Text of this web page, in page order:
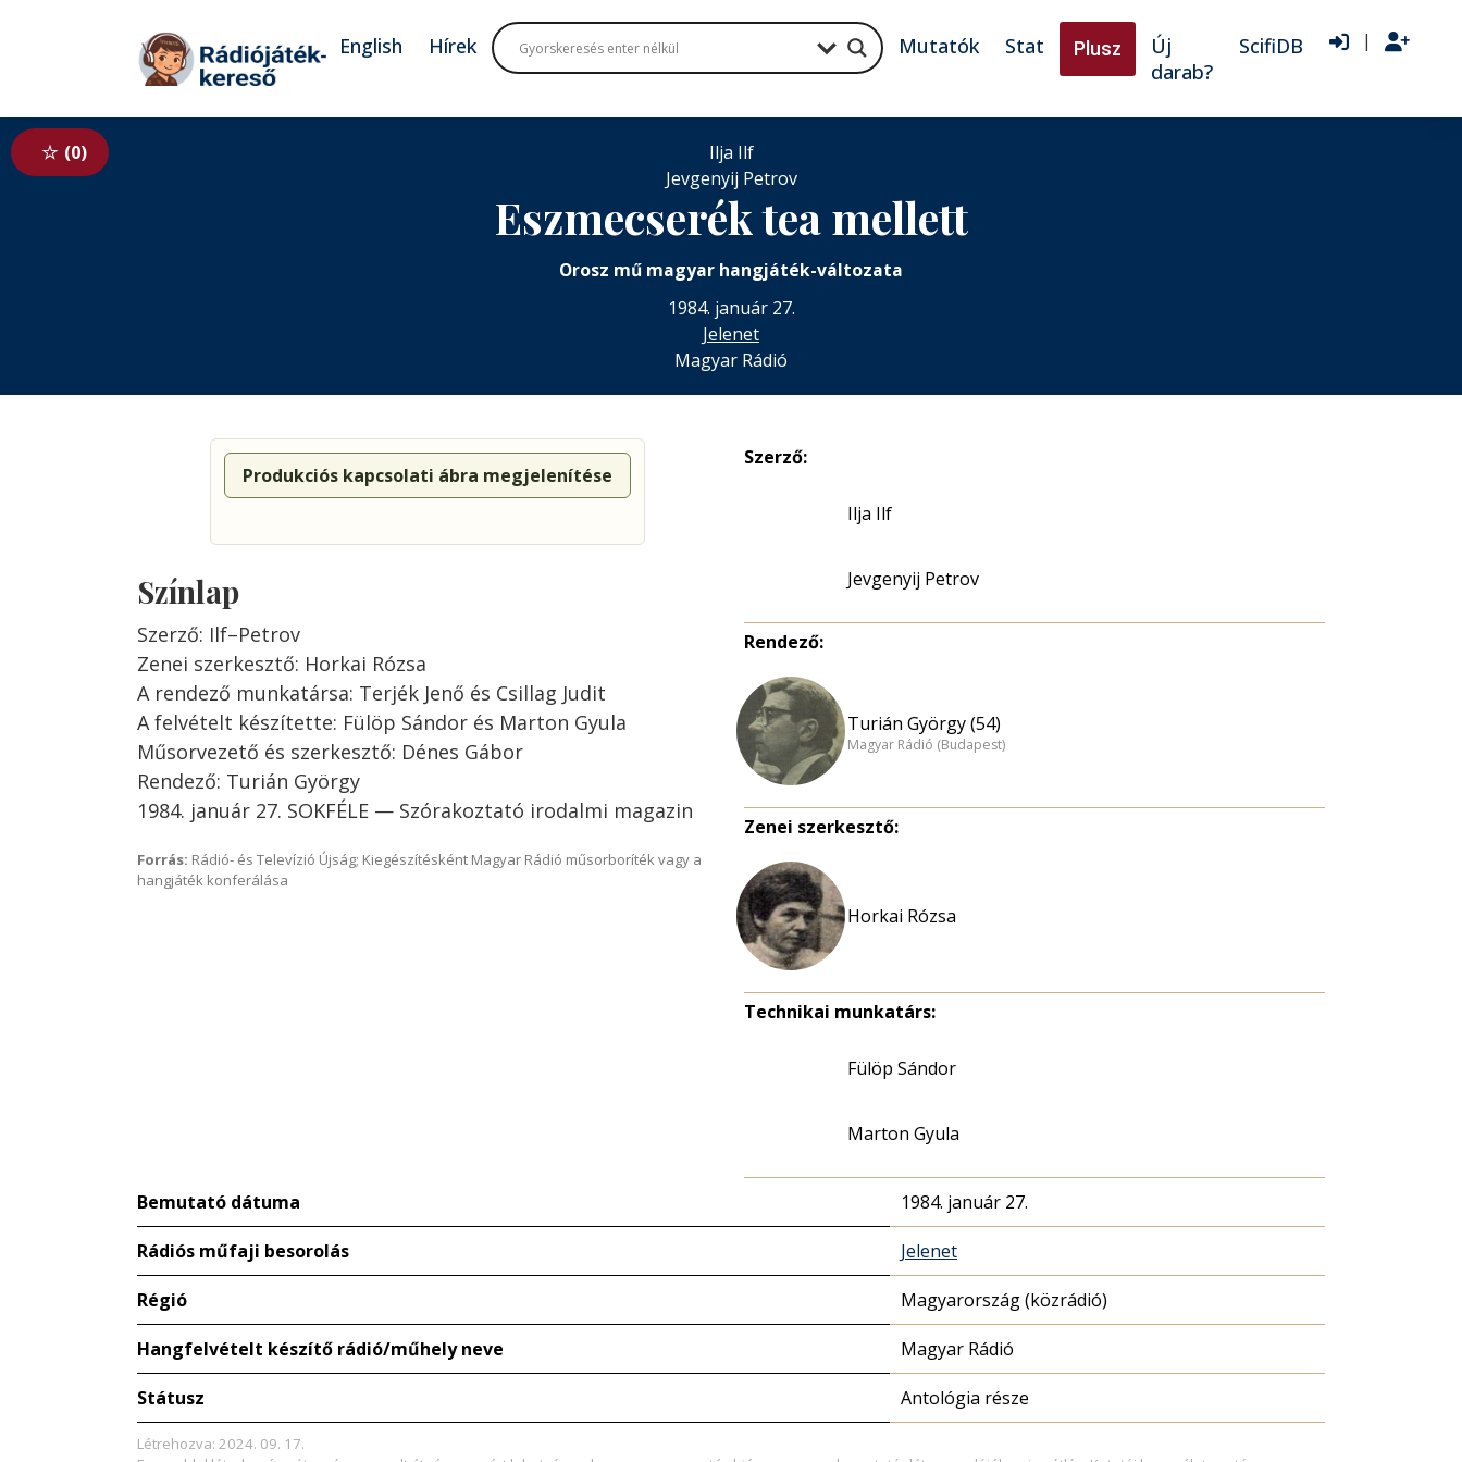
Tovább a tartalomhoz
English Hírek Mutatók Stat Plusz
Új
darab?
ScifiDB |
0
Ilja Ilf
Jevgenyij Petrov
Eszmecserék tea mellett
Orosz mű magyar hangjáték-változata
1984. január 27.
Jelenet
Magyar Rádió
Produkciós kapcsolati ábra megjelenítése
Színlap
Szerző: Ilf–Petrov
Zenei szerkesztő: Horkai Rózsa
A rendező munkatársa: Terjék Jenő és Csillag Judit
A felvételt készítette: Fülöp Sándor és Marton Gyula
Műsorvezető és szerkesztő: Dénes Gábor
Rendező: Turián György
1984. január 27. SOKFÉLE — Szórakoztató irodalmi magazin
Forrás: Rádió- és Televízió Újság; Kiegészítésként Magyar Rádió műsorboríték vagy a
hangjáték konferálása
Szerző:
Ilja Ilf
Jevgenyij Petrov
Rendező:
Turián György (54)
Magyar Rádió (Budapest)
Zenei szerkesztő:
Horkai Rózsa
Technikai munkatárs:
Fülöp Sándor
Marton Gyula
Bemutató dátuma 1984. január 27.
Rádiós műfaji besorolás Jelenet
Régió Magyarország (közrádió)
Hangfelvételt készítő rádió/műhely neve Magyar Rádió
Státusz Antológia része
Létrehozva: 2024. 09. 17.